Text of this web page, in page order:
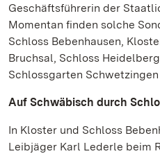
Geschäftsführerin der
Momentan finden solche
Schloss Bebenhausen,
Bruchsal, Schloss
Schlossgarten
Auf Schwäbisch durch
In Kloster und Schloss
Leibjäger Karl Lederle beim